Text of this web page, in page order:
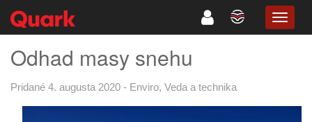
Odhad masy snehu
Pridané 4. augusta 2020 - Enviro, Veda a technika